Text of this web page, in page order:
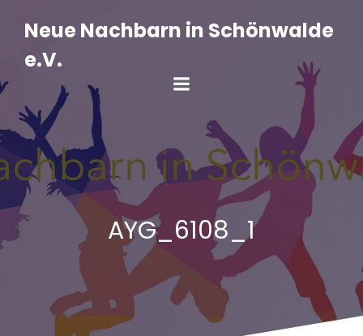
Inhalt
springenNeue Nachbarn in Schönwalde
e.V.
AYG_6108_1